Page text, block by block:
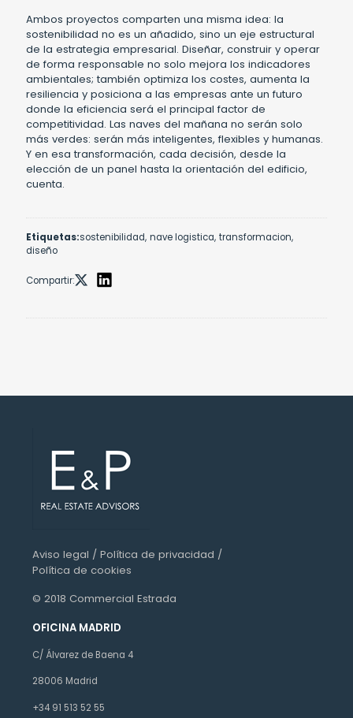
Ambos proyectos comparten una misma idea: la
sostenibilidad no es un añadido, sino un eje estructural
de la estrategia empresarial. Diseñar, construir y operar
de forma responsable no solo mejora los indicadores
ambientales; también optimiza los costes, aumenta la
resiliencia y posiciona a las empresas ante un futuro
donde la eficiencia será el principal factor de
competitividad. Las naves del mañana no serán solo
más verdes: serán más inteligentes, flexibles y humanas.
Y en esa transformación, cada decisión, desde la
elección de un panel hasta la orientación del edificio,
cuenta.
Etiquetas:sostenibilidad, nave logistica, transformacion,
diseño
Compartir:
Aviso legal / Política de privacidad /
Política de cookies
© 2018 Commercial Estrada
OFICINA MADRID
C/ Álvarez de Baena 4
28006 Madrid
+34 91 513 52 55